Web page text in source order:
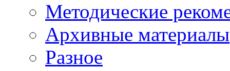
Методические
Архивные материалы
Разное